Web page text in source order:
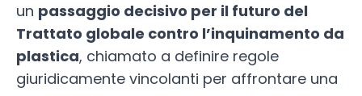
un passaggio decisivo per il futuro del
Trattato globale contro l’inquinamento da
plastica, chiamato a definire regole
giuridicamente vincolanti per affrontare una